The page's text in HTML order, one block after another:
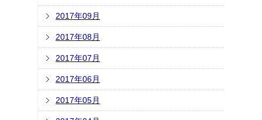
2017年09月
2017年08月
2017年07月
2017年06月
2017年05月